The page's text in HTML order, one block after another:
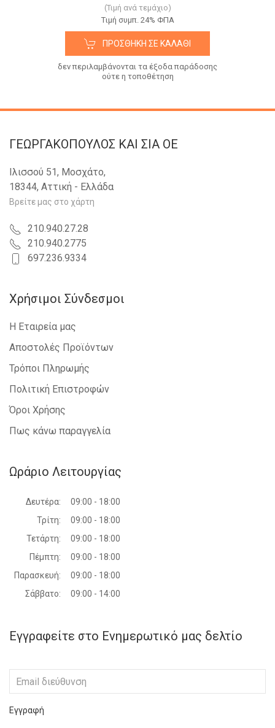
(Τιμή ανά τεμάχιο)
Tιμή συμπ. 24% ΦΠΑ
ΠΡΟΣΘΉΚΗ ΣΕ ΚΑΛΆΘΙ
δεν περιλαμβάνονται τα έξοδα παράδοσης
ούτε η τοποθέτηση
ΓΕΩΡΓΑΚΟΠΟΥΛΟΣ KAI ΣΙΑ OE
Ιλισσού 51, Μοσχάτο,
18344, Αττική - Ελλάδα
Βρείτε μας στο χάρτη
210.940.27.28
210.940.2775
697.236.9334
Χρήσιμοι Σύνδεσμοι
Η Εταιρεία μας
Αποστολές Προϊόντων
Τρόποι Πληρωμής
Πολιτική Επιστροφών
Όροι Χρήσης
Πως κάνω παραγγελία
Ωράριο Λειτουργίας
Δευτέρα:
09:00 - 18:00
Τρίτη:
09:00 - 18:00
Τετάρτη:
09:00 - 18:00
Πέμπτη:
09:00 - 18:00
Παρασκευή:
09:00 - 18:00
Σάββατο:
09:00 - 14:00
Εγγραφείτε στο Ενημερωτικό μας δελτίο
Εγγραφή